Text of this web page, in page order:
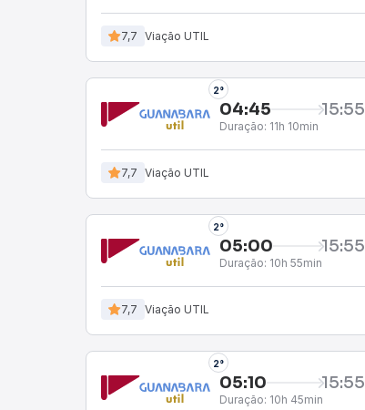
7,7 Viação UTIL
2°
04:45 15:55
Duração: 11h 10min
7,7 Viação UTIL
2°
05:00 15:55
Duração: 10h 55min
7,7 Viação UTIL
2°
05:10 15:55
Duração: 10h 45min